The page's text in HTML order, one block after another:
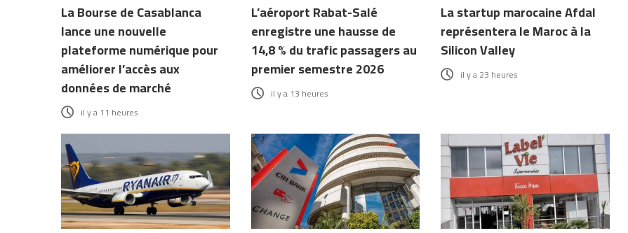
La Bourse de Casablanca
lance une nouvelle
plateforme numérique pour
améliorer l’accès aux
données de marché
il y a 11 heures
L’aéroport Rabat-Salé
enregistre une hausse de
14,8 % du trafic passagers au
premier semestre 2026
il y a 13 heures
La startup marocaine Afdal
représentera le Maroc à la
Silicon Valley
il y a 23 heures